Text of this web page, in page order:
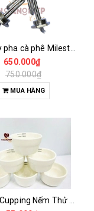
650.000₫
750.000₫
MUA HÀNG